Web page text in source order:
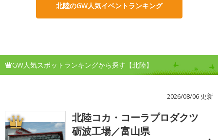
北陸のGW人気イベントランキング
GW人気スポットランキングから探す【北陸】
2026/08/06 更新
1
北陸コカ・コーラプロダクツ
砺波工場／富山県